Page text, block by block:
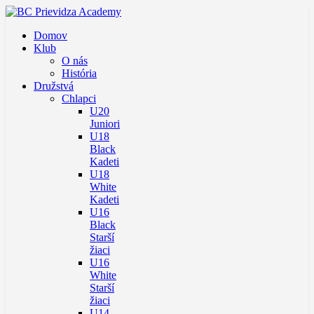
Domov
Klub
O nás
História
Družstvá
Chlapci
U20
Juniori
U18
Black
Kadeti
U18
White
Kadeti
U16
Black
Starší
žiaci
U16
White
Starší
žiaci